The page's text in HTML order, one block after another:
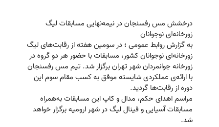
درخشش مس رفسنجان در نیمه‌نهایی مسابقات لیگ
زورخانه‌ای نوجوانان
به گزارش روابط عمومی ؛ در سومین هفته از رقابت‌های لیگ
زورخانه‌ای نوجوانان کشور، مسابقات با حضور هر دو گروه در
زورخانه جوانمردان شهر تهران برگزار شد. تیم مس رفسنجان
با ارائه‌ی عملکردی شایسته موفق به کسب مقام سوم این
دوره از رقابت‌ها گردید.
مراسم اهدای حکم، مدال و کاپ این مسابقات به‌همراه
مسابقات آسیایی و فینال لیگ در شهر ارومیه برگزار خواهد
شد.